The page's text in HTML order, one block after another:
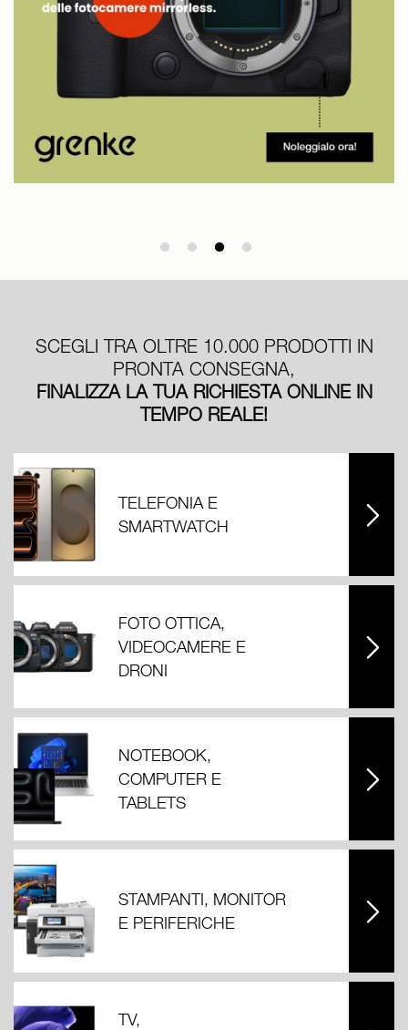
SCEGLI TRA OLTRE 10.000 PRODOTTI IN
PRONTA CONSEGNA,
FINALIZZA LA TUA RICHIESTA ONLINE IN
TEMPO REALE!
TELEFONIA E
SMARTWATCH
FOTO OTTICA,
VIDEOCAMERE E
DRONI
NOTEBOOK,
COMPUTER E
TABLETS
STAMPANTI, MONITOR
E PERIFERICHE
TV,